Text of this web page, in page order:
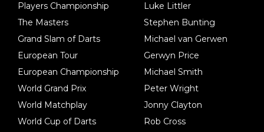
Players Championship
The Masters
Grand Slam of Darts
European Tour
European Championship
World Grand Prix
World Matchplay
World Cup of Darts
Luke Littler
Stephen Bunting
Michael van Gerwen
Gerwyn Price
Michael Smith
Peter Wright
Jonny Clayton
Rob Cross